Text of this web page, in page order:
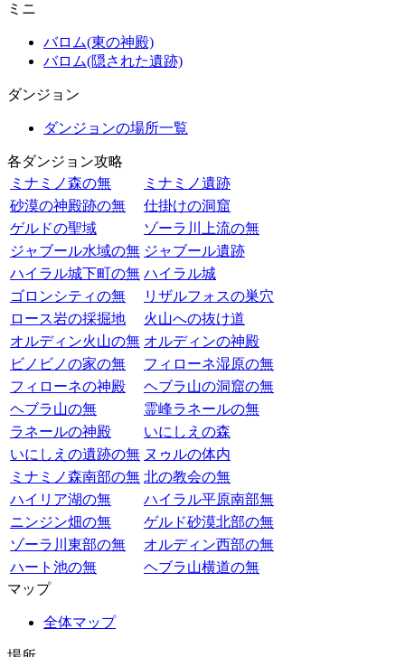
ミニ
バロム(東の神殿)
バロム(隠された遺跡)
ダンジョン
ダンジョンの場所一覧
各ダンジョン攻略
ミナミノ森の無
ミナミノ遺跡
砂漠の神殿跡の無
仕掛けの洞窟
ゲルドの聖域
ゾーラ川上流の無
ジャブール水域の無 ジャブール遺跡
ハイラル城下町の無 ハイラル城
ゴロンシティの無
リザルフォスの巣穴
ロース岩の採掘地
火山への抜け道
オルディン火山の無 オルディンの神殿
ビノビノの家の無
フィローネ湿原の無
フィローネの神殿
ヘブラ山の洞窟の無
ヘブラ山の無
霊峰ラネールの無
ラネールの神殿
いにしえの森
いにしえの遺跡の無 ヌゥルの体内
ミナミノ森南部の無 北の教会の無
ハイリア湖の無
ハイラル平原南部無
ニンジン畑の無
ゲルド砂漠北部の無
ゾーラ川東部の無
オルディン西部の無
ハート池の無
ヘブラ山横道の無
マップ
全体マップ